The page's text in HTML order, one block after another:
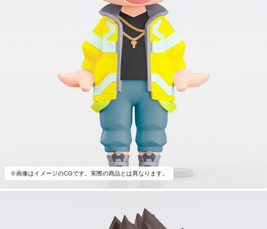
※画像はイメージのCGです。実際の商品とは異なります。